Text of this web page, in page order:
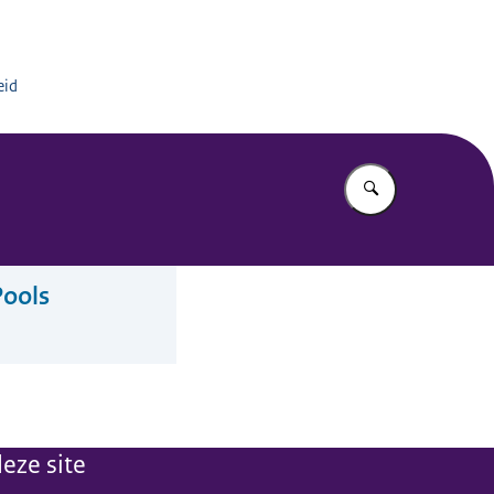
Vul in wat u
site